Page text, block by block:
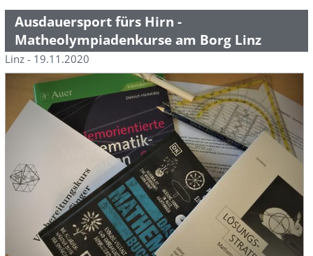
Ausdauersport fürs Hirn -
Matheolympiadenkurse am Borg Linz
Linz - 19.11.2020